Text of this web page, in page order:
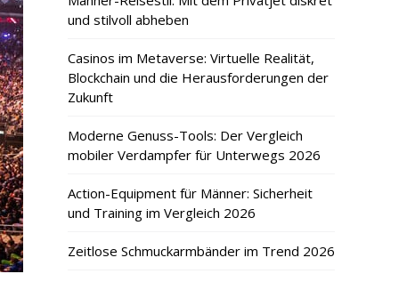
und stilvoll abheben
Casinos im Metaverse: Virtuelle Realität,
Blockchain und die Herausforderungen der
Zukunft
Moderne Genuss-Tools: Der Vergleich
mobiler Verdampfer für Unterwegs 2026
Action-Equipment für Männer: Sicherheit
und Training im Vergleich 2026
Zeitlose Schmuckarmbänder im Trend 2026